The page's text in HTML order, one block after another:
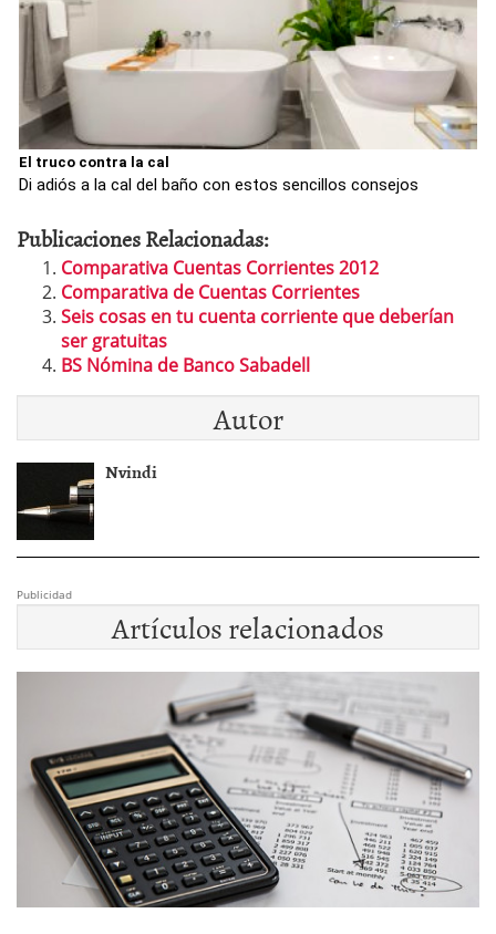
El truco contra la cal
Di adiós a la cal del baño con estos sencillos consejos
Publicaciones Relacionadas:
Comparativa Cuentas Corrientes 2012
Comparativa de Cuentas Corrientes
Seis cosas en tu cuenta corriente que deberían
ser gratuitas
BS Nómina de Banco Sabadell
Autor
Nvindi
Publicidad
Artículos relacionados